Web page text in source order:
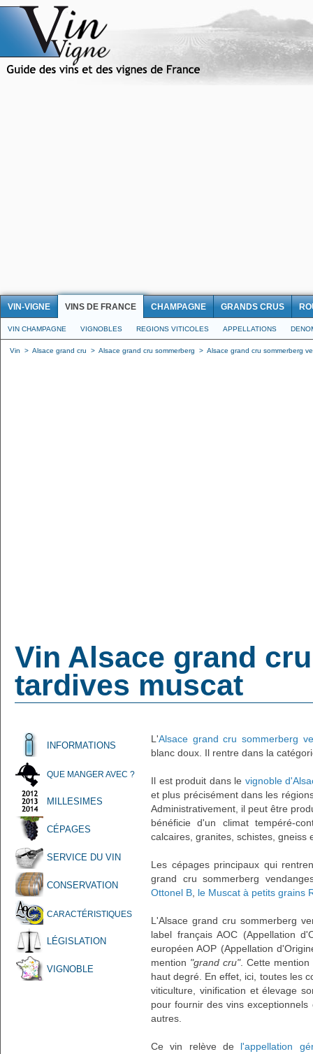
VIN-VIGNE VINS DE FRANCE CHAMPAGNE GRANDS CRUS
VIN CHAMPAGNE VIGNOBLES REGIONS VITICOLES APPELLATIONS
Vin > Alsace grand cru > Alsace grand cru sommerberg > Alsace grand cru sommerberg
Vin Alsace grand
tardives muscat
INFORMATIONS
QUE MANGER AVEC ?
MILLESIMES
CÉPAGES
SERVICE DU VIN
CONSERVATION
CARACTÉRISTIQUES
LÉGISLATION
VIGNOBLE
L'Alsace grand cru sommerberg
blanc doux. Il rentre dans la
Il est produit dans le vignoble
et plus précisément dans les
Administrativement, il peut être
bénéficie d'un climat tempéré-
calcaires, granites, schistes, gneiss
Les cépages principaux qui
grand cru sommerberg
Ottonel B le Muscat à petits grains
L'Alsace grand cru sommerberg
label français AOC (Appellation
européen AOP (Appellation
mention "grand cru". Cette
haut degré. En effet, ici, toutes les
viticulture, vinification et élevage
pour fournir des vins
autres.
Ce vin relève de l'appellation